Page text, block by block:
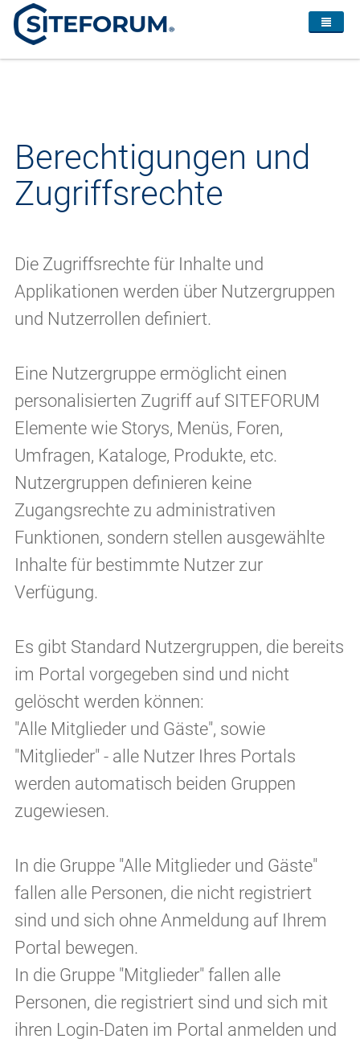
Berechtigungen und
Zugriffsrechte
Die Zugriffsrechte für Inhalte und
Applikationen werden über Nutzergruppen
und Nutzerrollen definiert.
Eine Nutzergruppe ermöglicht einen
personalisierten Zugriff auf SITEFORUM
Elemente wie Storys, Menüs, Foren,
Umfragen, Kataloge, Produkte, etc.
Nutzergruppen definieren keine
Zugangsrechte zu administrativen
Funktionen, sondern stellen ausgewählte
Inhalte für bestimmte Nutzer zur
Verfügung.
Es gibt Standard Nutzergruppen, die bereits
im Portal vorgegeben sind und nicht
gelöscht werden können:
"Alle Mitglieder und Gäste", sowie
"Mitglieder" - alle Nutzer Ihres Portals
werden automatisch beiden Gruppen
zugewiesen.
In die Gruppe "Alle Mitglieder und Gäste"
fallen alle Personen, die nicht registriert
sind und sich ohne Anmeldung auf Ihrem
Portal bewegen.
In die Gruppe "Mitglieder" fallen alle
Personen, die registriert sind und sich mit
ihren Login-Daten im Portal anmelden und